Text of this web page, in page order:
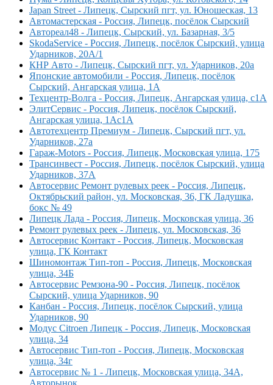
Japan Street - Липецк, Сырский пгт, ул. Юношеская, 13
Автомастерская - Россия, Липецк, посёлок Сырский
Автореал48 - Липецк, Сырский, ул. Базарная, 3/5
SkodaService - Россия, Липецк, посёлок Сырский, улица
Ударников, 20А/1
КНР Авто - Липецк, Сырский пгт, ул. Ударников, 20а
Японские автомобили - Россия, Липецк, посёлок
Сырский, Ангарская улица, 1А
Техцентр-Волга - Россия, Липецк, Ангарская улица, с1А
ЭлитСервис - Россия, Липецк, посёлок Сырский,
Ангарская улица, 1Ас1А
Автотехцентр Премиум - Липецк, Сырский пгт, ул.
Ударников, 27а
Гараж-Motors - Россия, Липецк, Московская улица, 175
Трансинвест - Россия, Липецк, посёлок Сырский, улица
Ударников, 37А
Автосервис Ремонт рулевых реек - Россия, Липецк,
Октябрьский район, ул. Московская, 36, ГК Ладушка,
бокс № 49
Липецк Лада - Россия, Липецк, Московская улица, 36
Ремонт рулевых реек - Липецк, ул. Московская, 36
Автосервис Контакт - Россия, Липецк, Московская
улица, ГК Контакт
Шиномонтаж Тип-топ - Россия, Липецк, Московская
улица, 34Б
Автосервис Ремзона-90 - Россия, Липецк, посёлок
Сырский, улица Ударников, 90
Канбан - Россия, Липецк, посёлок Сырский, улица
Ударников, 90
Модус Citroen Липецк - Россия, Липецк, Московская
улица, 34
Автосервис Тип-топ - Россия, Липецк, Московская
улица, 34г
Автосервис № 1 - Липецк, Московская улица, 34А,
Авторынок